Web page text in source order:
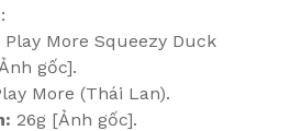
Play More Squeezy Duck
gốc].
More (Thái Lan).
26g [Ảnh gốc].